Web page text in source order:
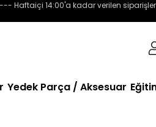
Haftaiçi 14:00'a kadar verilen
Yedek Parça / Aksesuar